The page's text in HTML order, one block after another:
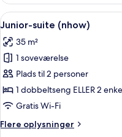
Indlæs
alle
billeder
af
Junior-
suite
(nhow)
13
Junior-suite (nhow)
35 m²
1 soveværelse
Plads til 2 personer
1 dobbeltseng ELLER 2
Gratis Wi-Fi
Flere oplysninger
Flere